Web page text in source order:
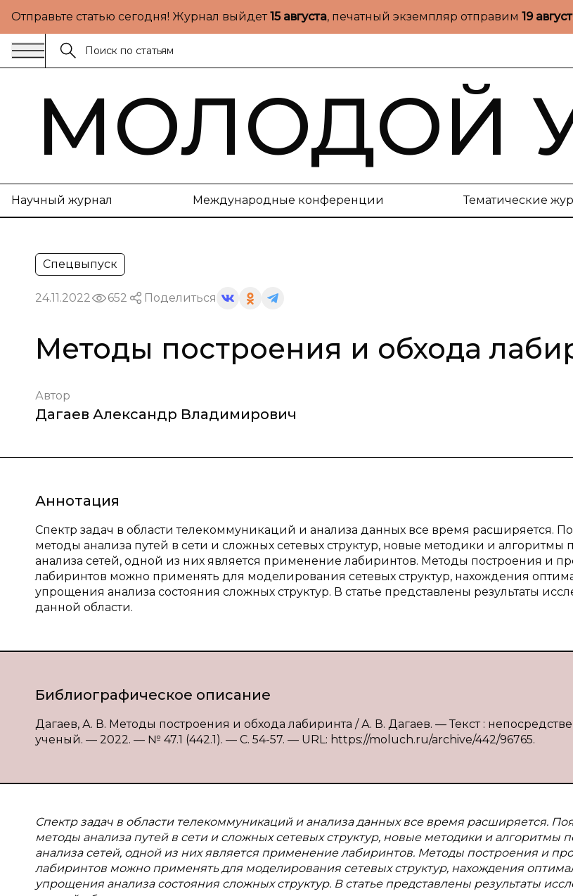
Отправьте статью сегодня! Журнал выйдет15 августа, печатный экземпляр отправим 19
МОЛОДОЙ
Научный журнал Международные конференции Тематические
Спецвыпуск
24.11.2022 652 Поделиться
Методы построения и обхода
Автор
Дагаев Александр Владимирович
Аннотация
Спектр задач в области телекоммуникаций и анализа данных все время расширяется.
методы анализа путей в сети и сложных сетевых структур, новые методики и алгоритмы
анализа сетей, одной из них является применение лабиринтов. Методы построения и
лабиринтов можно применять для моделирования сетевых структур, нахождения
упрощения анализа состояния сложных структур. В статье представлены результаты
данной области.
Библиографическое описание
Дагаев, А. В. Методы построения и обхода лабиринта / А. В. Дагаев. — Текст :
ученый. — 2022. — № 47.1 (442.1). — С. 54-57. — URL: https://moluch.ru/archive/442/96765.
Спектр задач в области телекоммуникаций и анализа данных все время расширяется.
методы анализа путей в сети и сложных сетевых структур, новые методики и алгоритмы
анализа сетей, одной из них является применение лабиринтов. Методы построения и
лабиринтов можно применять для моделирования сетевых структур, нахождения
упрощения анализа состояния сложных структур. В статье представлены результаты